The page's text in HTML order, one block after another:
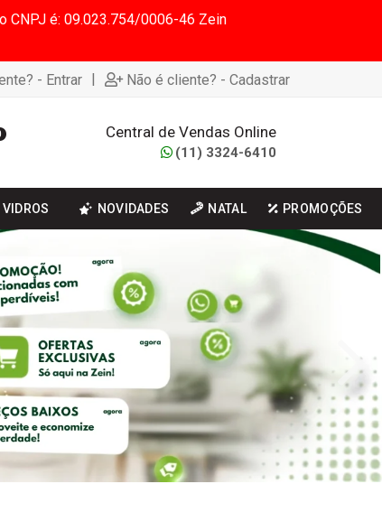
CNPJ é: 09.023.754/0006-46 Zein
- Entrar | Não é cliente? - Cadastrar
Central de Vendas Online
(11) 3324-6410
VIDROS NOVIDADES NATAL PROMOÇÕES